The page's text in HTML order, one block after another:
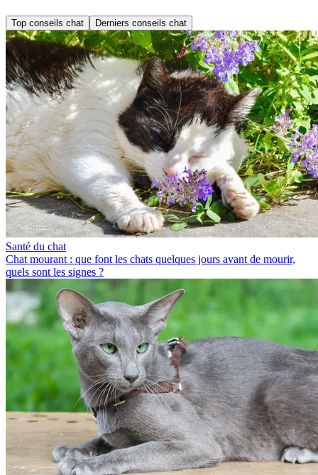
Top conseils chat Derniers conseils chat
Santé du chat
Chat mourant : que font les chats quelques jours avant de mourir,
quels sont les signes ?